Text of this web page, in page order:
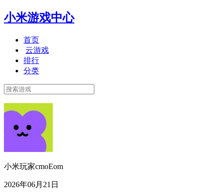
小米游戏中心
首页
云游戏
排行
分类
小米玩家cmoEom
2026年06月21日